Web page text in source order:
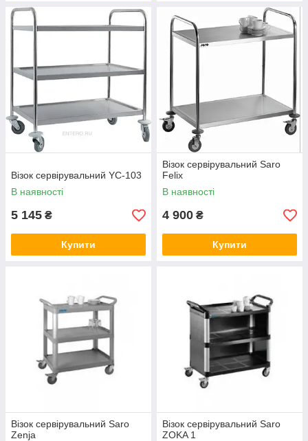
Візок сервірувальний YC-103
В наявності
5 145 ₴
Купити
Візок сервірувальний Saro
Felix
В наявності
4 900 ₴
Купити
Візок сервірувальний Saro
Zenja
Візок сервірувальний Saro
ZOKA 1